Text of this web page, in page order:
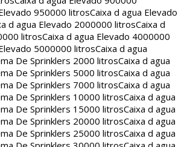
950000 litrosCaixa d agua Elevado
d agua Elevado 2000000 litrosCaixa d
litrosCaixa d agua Elevado 4000000
5000000 litrosCaixa d agua
De Sprinklers 2000 litrosCaixa d agua
De Sprinklers 5000 litrosCaixa d agua
De Sprinklers 7000 litrosCaixa d agua
De Sprinklers 10000 litrosCaixa d agua
De Sprinklers 15000 litrosCaixa d agua
De Sprinklers 20000 litrosCaixa d agua
De Sprinklers 25000 litrosCaixa d agua